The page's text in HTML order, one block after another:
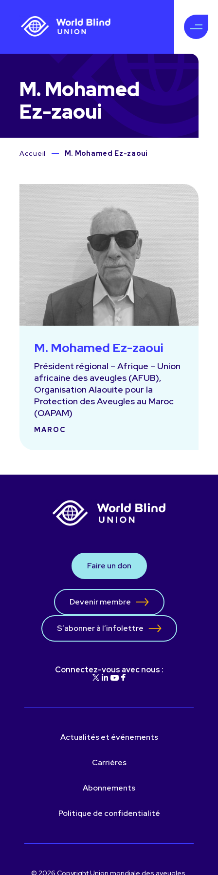
M. Mohamed
Ez-zaoui
Accueil M. Mohamed Ez-zaoui
M. Mohamed Ez-zaoui
Président régional – Afrique – Union
africaine des aveugles (AFUB),
Organisation Alaouite pour la
Protection des Aveugles au Maroc
(OAPAM)
MAROC
Faire un don
Devenir membre
S’abonner à l’infolettre
Connectez-vous avec nous :
Actualités et événements
Carrières
Abonnements
Politique de confidentialité
© 2026 Copyright Union mondiale des aveugles.